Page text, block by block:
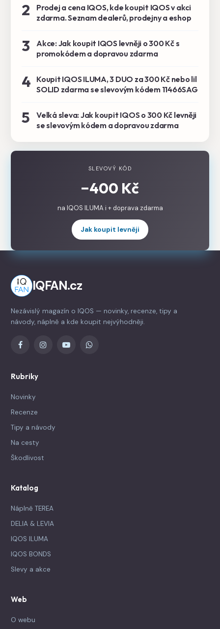
2
Prodej a cena IQOS, kde koupit IQOS v akci
zdarma. Seznam dealerů, prodejny a eshop
3
Akce: Jak koupit IQOS levněji o 300 Kč s
promokódem a dopravou zdarma
4
Koupit IQOS ILUMA, 3 DUO za 300 Kč nebo lil
SOLID zdarma se slevovým kódem 11466SAG
5
Velká sleva: Jak koupit IQOS o 300 Kč levněji
se slevovým kódem a dopravou zdarma
SLEVOVÝ KÓD
−400 Kč
na IQOS ILUMA i + doprava zdarma
Jak koupit levněji
IQFAN.cz
Nezávislý magazín o IQOS — novinky, recenze, tipy a
návody, náplně a kde koupit nejvýhodněji.
Rubriky
Novinky
Recenze
Tipy a návody
Na cesty
Škodlivost
Katalog
Náplně TEREA
DELIA & LEVIA
IQOS ILUMA
IQOS BONDS
Slevy a akce
Web
O webu